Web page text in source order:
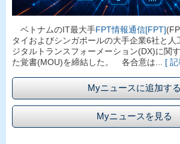
ベトナムのIT最大手FPT情報通信[FPT]
タイおよびシンガポールの大手企業6社と
ジタルトランスフォーメーション(DX)に関
た覚書(MOU)を締結した。 各合意は... [
Myニュースに追加する
Myニュースを見る